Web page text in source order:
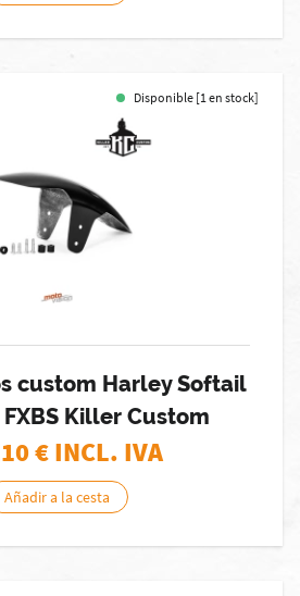
Disponible [1 en stock]
custom Harley Softail
Killer Custom
€ INCL. IVA
Añadir a la cesta